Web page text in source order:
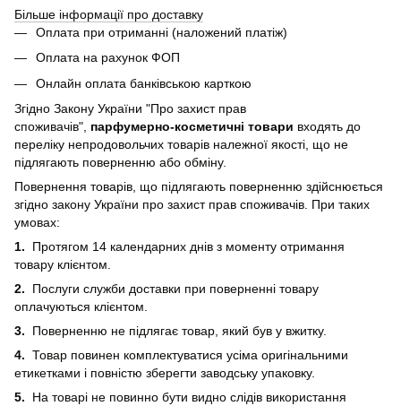
Більше інформації про доставку
Оплата при отриманні (наложений платіж)
Оплата на рахунок ФОП
Онлайн оплата банківською карткою
Згідно Закону України "Про захист прав
споживачів", парфумерно-косметичні товари входять до
переліку непродовольчих товарів належної якості, що не
підлягають поверненню або обміну.
Повернення товарів, що підлягають поверненню здійснюється
згідно закону України про захист прав споживачів. При таких
умовах:
1.
Протягом 14 календарних днів з моменту отримання
товару клієнтом.
2. Послуги служби доставки при поверненні товару
оплачуються клієнтом.
3.
Поверненню не підлягає товар, який був у вжитку.
4. Товар повинен комплектуватися усіма оригінальними
етикетками і повністю зберегти заводську упаковку.
5. На товарі не повинно бути видно слідів використання